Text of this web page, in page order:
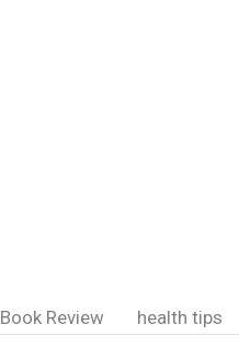
Book Review health tips